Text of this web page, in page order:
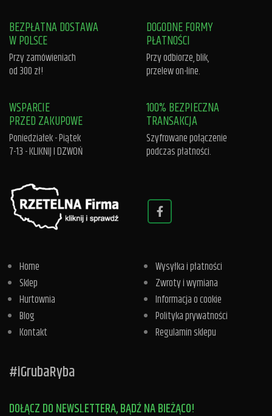
BEZPŁATNA DOSTAWA
W POLSCE
Przy zamówieniach
od 300 zł!
DOGODNE FORMY
PŁATNOŚCI
Przy odbiorze, blik,
przelew on-line.
WSPARCIE
PRZED ZAKUPOWE
Poniedziałek - Piątek
7-13 -KLIKNIJ I DZWOŃ
100% BEZPIECZNA
TRANSAKCJA
Szyfrowane połączenie
podczas płatności.
Home
Sklep
Hurtownia
Blog
Kontakt
Wysyłka i płatności
Zwroty i wymiana
Informacja o cookie
Polityka prywatności
Regulamin sklepu
#iGrubaRyba
DOŁĄCZ DO NEWSLETTERA, BĄDŹ NA BIEŻĄCO!